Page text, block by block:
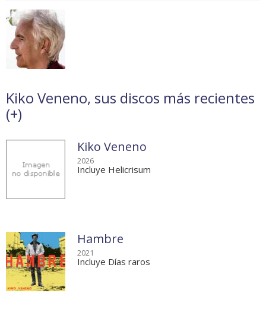
Kiko Veneno, sus discos más recientes
(+)
Kiko Veneno
2026
Incluye Helicrisum
Hambre
2021
Incluye Días raros